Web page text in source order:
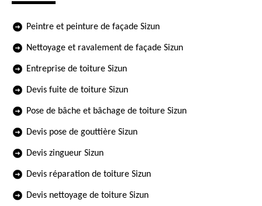
Peintre et peinture de façade Sizun
Nettoyage et ravalement de façade Sizun
Entreprise de toiture Sizun
Devis fuite de toiture Sizun
Pose de bâche et bâchage de toiture Sizun
Devis pose de gouttière Sizun
Devis zingueur Sizun
Devis réparation de toiture Sizun
Devis nettoyage de toiture Sizun